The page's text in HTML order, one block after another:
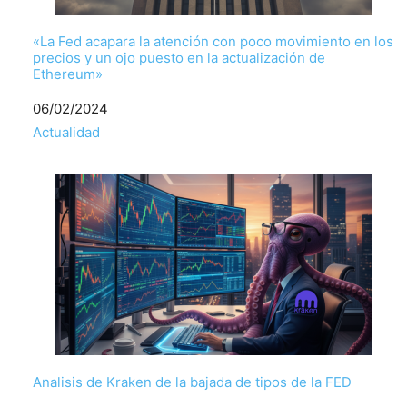
«La Fed acapara la atención con poco movimiento en los
precios y un ojo puesto en la actualización de
Ethereum»
Fecha
06/02/2024
Respecto a
Actualidad
Analisis de Kraken de la bajada de tipos de la FED